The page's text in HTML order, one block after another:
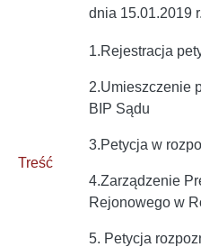
dnia 15.01.2019 r.
Treść
1.Rejestracja
2.Umieszczenie
BIP Sądu
3.Petycja w
4.Zarządzenie
Rejonowego w
5. Petycja